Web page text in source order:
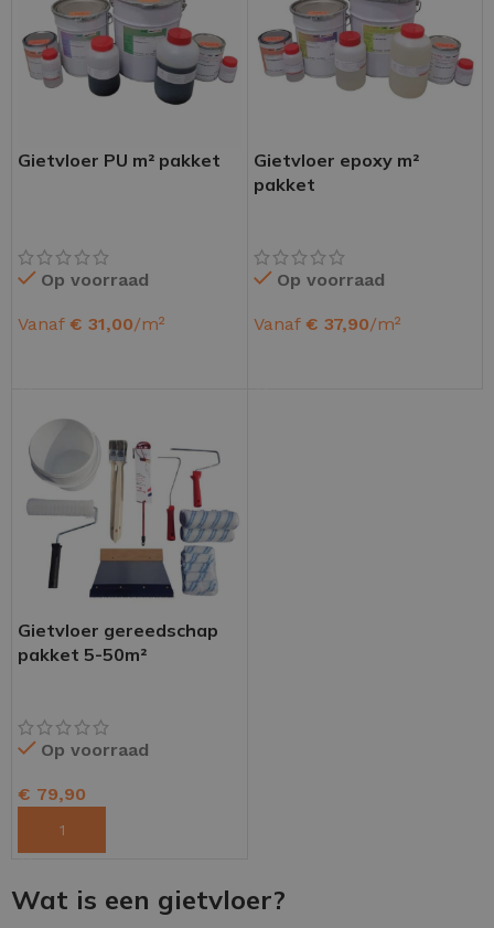
Gietvloer PU m² pakket
Op voorraad
Vanaf € 31,00/m²
Gietvloer epoxy m²
pakket
Op voorraad
Vanaf € 37,90/m²
Gietvloer gereedschap
pakket 5-50m²
Op voorraad
€ 79,90
Wat is een gietvloer?